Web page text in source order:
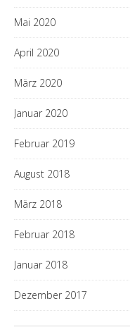
Mai 2020
April 2020
März 2020
Januar 2020
Februar 2019
August 2018
März 2018
Februar 2018
Januar 2018
Dezember 2017